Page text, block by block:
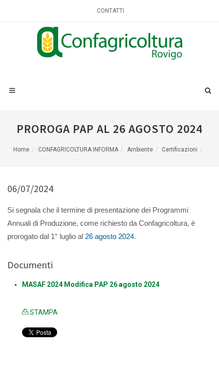
CONTATTI
PROROGA PAP AL 26 AGOSTO 2024
Home CONFAGRICOLTURA INFORMA Ambiente Certificazioni
06/07/2024
Si segnala che il termine di presentazione dei Programmi
Annuali di Produzione, come richiesto da Confagricoltura, è
prorogato dal 1° luglio al 26 agosto 2024.
Documenti
MASAF 2024 Modifica PAP 26 agosto 2024
STAMPA